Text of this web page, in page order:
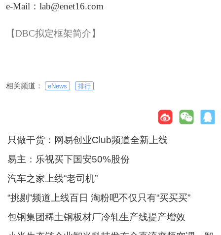
e-Mail：lab@enet16.com
【DBC拟定框架简介】
相关频道： eNews 排行
只做干货：网易创业Club频道全新上线
易主：乐视买下国安50%股份
汽车之家上线“老司机”
“挑剔”频道上线百日 淘粉吧不仅只有“买买买”
包钢集团稀土钢板材厂冷轧生产线提产增效